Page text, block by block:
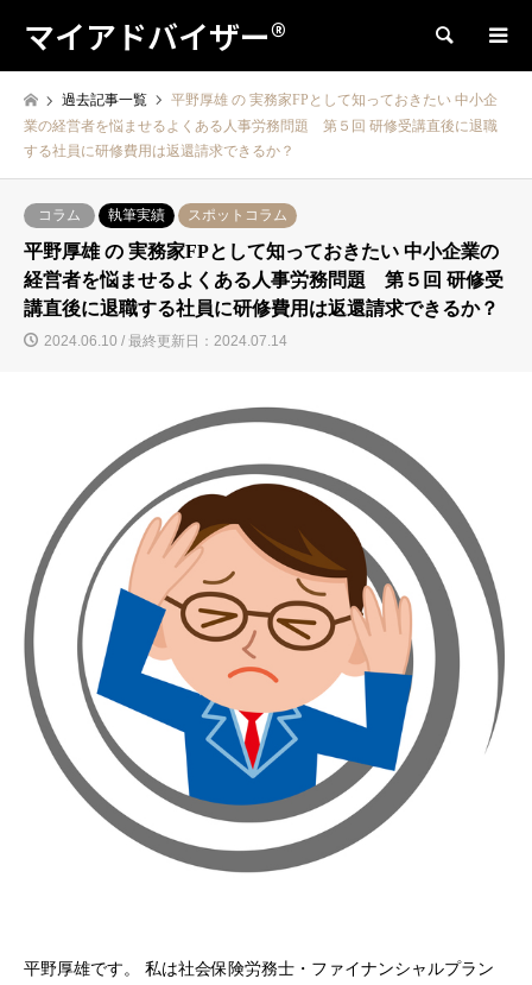
マイアドバイザー® 検索
過去記事一覧
平野厚雄 の 実務家FPとして知っておきたい 中小企
業の経営者を悩ませるよくある人事労務問題 第５回 研修受講直後に退職
する社員に研修費用は返還請求できるか？
コラム 執筆実績 スポットコラム
平野厚雄 の 実務家FPとして知っておきたい 中小企業の
経営者を悩ませるよくある人事労務問題 第５回 研修受
講直後に退職する社員に研修費用は返還請求できるか？
2024.06.10 / 最終更新日：2024.07.14
平野厚雄です。 私は社会保険労務士・ファイナンシャルプラン